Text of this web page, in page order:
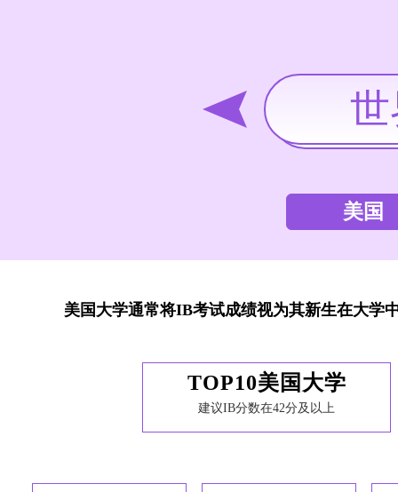
美国
美国大学通常将IB考试成绩视为其新生在大学
TOP10美国大学
建议IB分数在42分及以上